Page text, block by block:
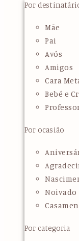
Por
Mãe
Pai
Avós
Amigos
Cara
Bebé e
Por ocasião
Noivado
Por categoria